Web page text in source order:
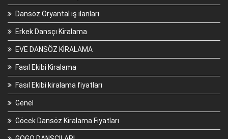
Dansöz Oryantal iş ilanları
Erkek Dansçı Kiralama
EVE DANSÖZ KİRALAMA
Fasıl Ekibi Kiralama
Fasıl Ekibi kiralama fiyatları
Genel
Göcek Dansöz Kiralama Fiyatları